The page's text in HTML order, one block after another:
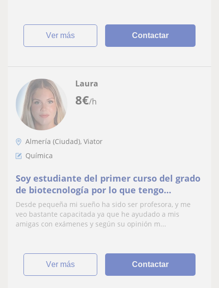
ver más Contactar
8€/h
Laura
Almería (Ciudad), Viator
Química
Soy estudiante del primer curso del grado
de biotecnología por lo que tengo
bastantes conocimientos sobre biología,
química, mates
Desde pequeña mi sueño ha sido ser profesora, y me
veo bastante capacitada ya que he ayudado a mis
amigas con exámenes y según su opinión m...
ver más Contactar